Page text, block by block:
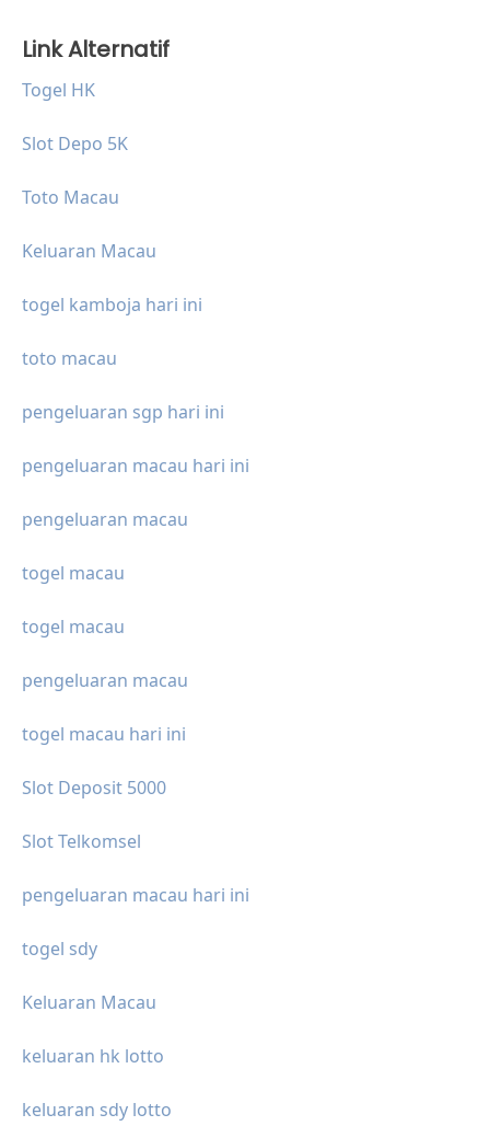
Link Alternatif
Togel HK
Slot Depo 5K
Toto Macau
Keluaran Macau
togel kamboja hari ini
toto macau
pengeluaran sgp hari ini
pengeluaran macau hari ini
pengeluaran macau
togel macau
togel macau
pengeluaran macau
togel macau hari ini
Slot Deposit 5000
Slot Telkomsel
pengeluaran macau hari ini
togel sdy
Keluaran Macau
keluaran hk lotto
keluaran sdy lotto